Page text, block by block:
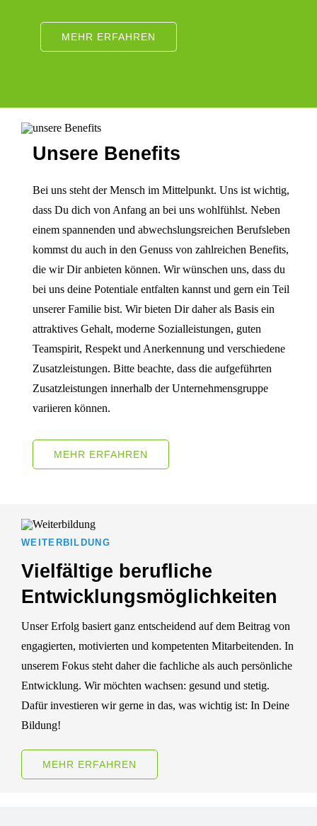
MEHR ERFAHREN
Unsere Benefits
Bei uns steht der Mensch im Mittelpunkt. Uns ist wichtig,
dass Du dich von Anfang an bei uns wohlfühlst. Neben
einem spannenden und abwechslungsreichen Berufsleben
kommst du auch in den Genuss von zahlreichen Benefits,
die wir Dir anbieten können. Wir wünschen uns, dass du
bei uns deine Potentiale entfalten kannst und gern ein Teil
unserer Familie bist. Wir bieten Dir daher als Basis ein
attraktives Gehalt, moderne Sozialleistungen, guten
Teamspirit, Respekt und Anerkennung und verschiedene
Zusatzleistungen. Bitte beachte, dass die aufgeführten
Zusatzleistungen innerhalb der Unternehmensgruppe
variieren können.
MEHR ERFAHREN
WEITERBILDUNG
Vielfältige berufliche
Entwicklungs­möglichkeiten
Unser Erfolg basiert ganz entscheidend auf dem Beitrag von
engagierten, motivierten und kompetenten Mitarbeitenden. In
unserem Fokus steht daher die fachliche als auch persönliche
Entwicklung. Wir möchten wachsen: gesund und stetig.
Dafür investieren wir gerne in das, was wichtig ist: In Deine
Bildung!
MEHR ERFAHREN